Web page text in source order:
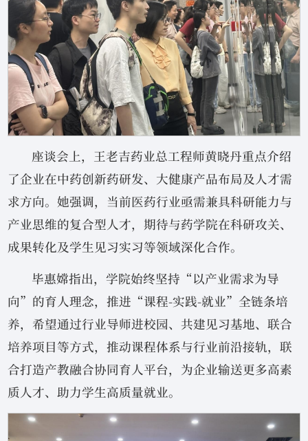
座谈会上，王老吉药业总工程师黄晓丹重点介绍
了企业在中药创新药研发、大健康产品布局及人才需
求方向。她强调，当前医药行业亟需兼具科研能力与
产业思维的复合型人才，期待与药学院在科研攻关、
成果转化及学生见习实习等领域深化合作。
毕惠嫦指出，学院始终坚持“以产业需求为导
向”的育人理念，推进“课程-实践-就业”全链条培
养，希望通过行业导师进校园、共建见习基地、联合
培养项目等方式，推动课程体系与行业前沿接轨，联
合打造产教融合协同育人平台，为企业输送更多高素
质人才、助力学生高质量就业。